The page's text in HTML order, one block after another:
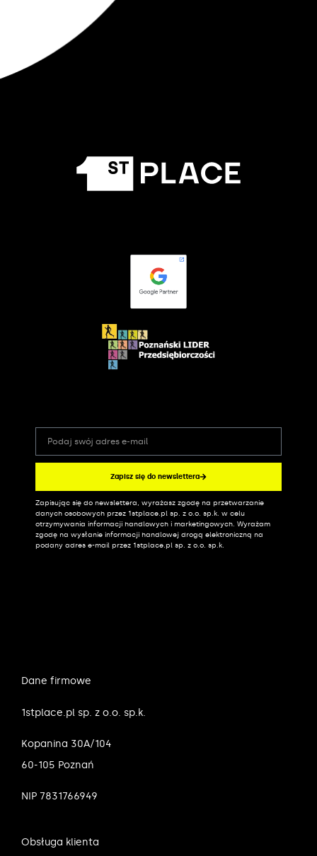
Zapisz się do newslettera
Alternative:
Zapisując się do newslettera, wyrażasz zgodę na przetwarzanie
danych osobowych przez 1stplace.pl sp. z o.o. sp.k. w celu
otrzymywania informacji handlowych i marketingowych. Wyrażam
zgodę na wysłanie informacji handlowej drogą elektroniczną na
podany adres e-mail przez 1stplace.pl sp. z o.o. sp.k.
Dane firmowe
1stplace.pl sp. z o.o. sp.k.
Kopanina 30A/104
60-105 Poznań
NIP 7831766949
Obsługa klienta